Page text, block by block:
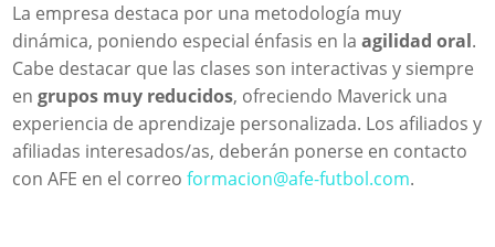
La empresa destaca por una metodología muy
dinámica, poniendo especial énfasis en laagilidad oral.
Cabe destacar que las clases son interactivas y siempre
engrupos muy reducidos, ofreciendo Maverick una
experiencia de aprendizaje personalizada. Los afiliados y
afiliadas interesados/as, deberán ponerse en contacto
con AFE en el correoformacion@afe-futbol.com.